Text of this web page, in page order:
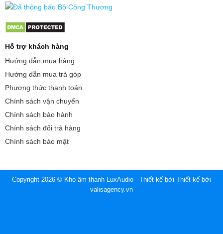
Hỗ trợ khách hàng
Hướng dẫn mua hàng
Hướng dẫn mua trả góp
Phương thức thanh toán
Chính sách vận chuyển
Chính sách bảo hành
Chính sách đổi trả hàng
Chính sách bảo mật
Copyright 2026 © Kho âm thanh LuxAudio - Thiết kế bởi Thiết kế bởi
valisagency.vn